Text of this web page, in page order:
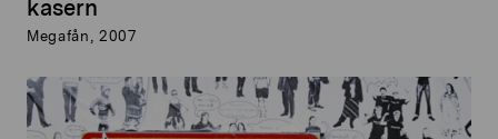
kasern
Megafån, 2007